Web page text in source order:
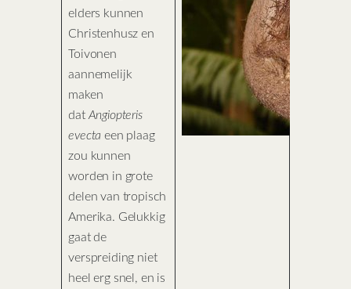
elders kunnen
Christenhusz en
Toivonen
aannemelijk
maken
dat Angiopteris
evecta een plaag
zou kunnen
worden in grote
delen van tropisch
Amerika. Gelukkig
gaat de
verspreiding niet
heel erg snel, en is